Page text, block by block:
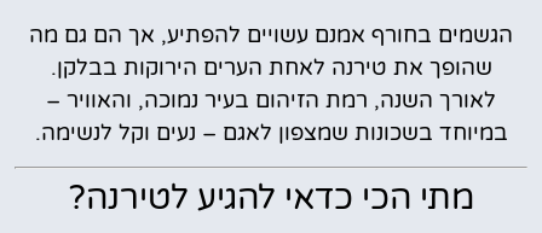
הגשמים בחורף אמנם עשויים להפתיע, אך הם גם מה
שהופך את טירנה לאחת הערים הירוקות בבלקן.
לאורך השנה, רמת הזיהום בעיר נמוכה, והאוויר –
במיוחד בשכונות שמצפון לאגם – נעים וקל לנשימה.
מתי הכי כדאי להגיע לטירנה?